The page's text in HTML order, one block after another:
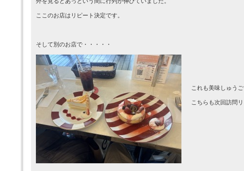
ここのお店はリピート決定です。
そして別のお店で・・・・・
これも美味しゅう
こちらも次回訪問